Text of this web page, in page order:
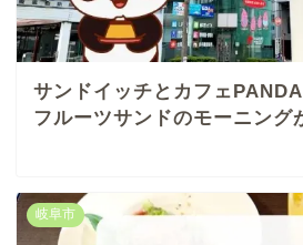
サンドイッチとカフェ
フルーツサンドのモーニング
岐阜市